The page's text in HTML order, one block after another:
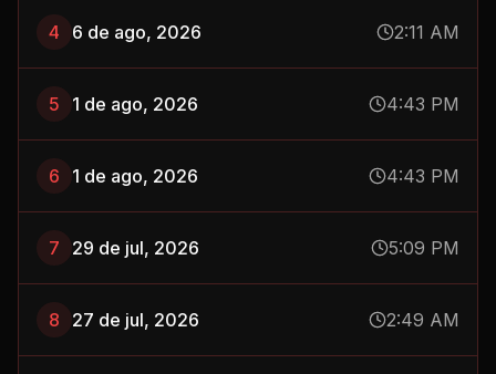
4 6 de ago, 2026 2:11 AM
5 1 de ago, 2026 4:43 PM
6 1 de ago, 2026 4:43 PM
7 29 de jul, 2026 5:09 PM
8 27 de jul, 2026 2:49 AM